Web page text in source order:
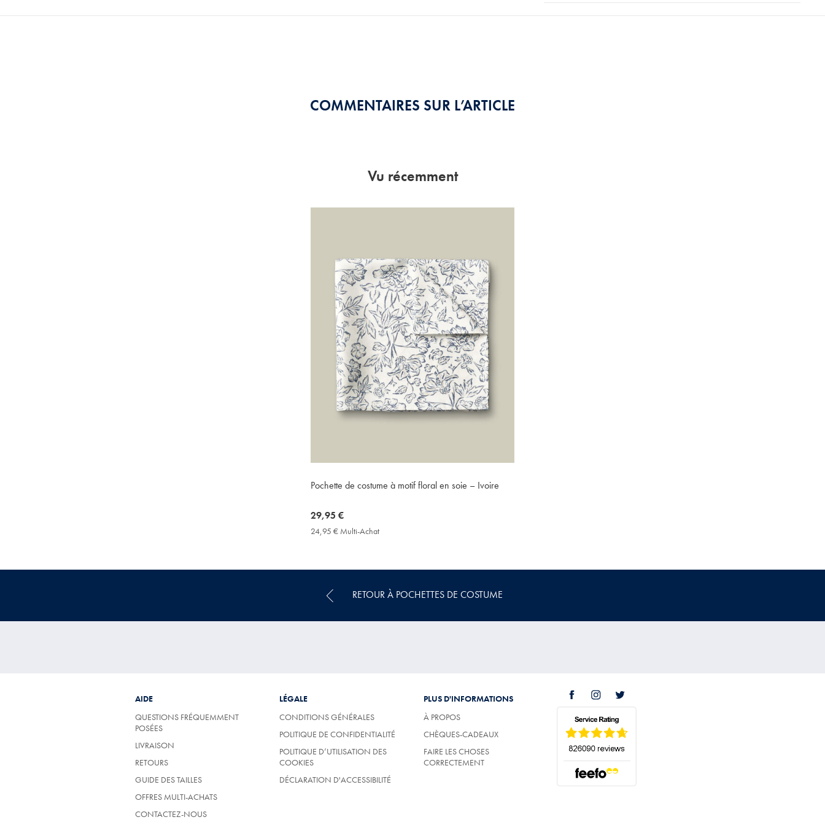
COMMENTAIRES SUR L’ARTICLE
Vu récemment
Pochette de costume à motif floral en soie – Ivoire
now
29,95
29,95 €
24,95 € Multi-Achat
RETOUR À POCHETTES DE COSTUME
AIDE
QUESTIONS FRÉQUEMMENT
POSÉES
LIVRAISON
RETOURS
GUIDE DES TAILLES
OFFRES MULTI-ACHATS
CONTACTEZ-NOUS
LÉGALE
CONDITIONS GÉNÉRALES
POLITIQUE DE CONFIDENTIALITÉ
POLITIQUE D’UTILISATION DES
COOKIES
DÉCLARATION D'ACCESSIBILITÉ
PLUS D'INFORMATIONS
À PROPOS
CHÈQUES-CADEAUX
FAIRE LES CHOSES
CORRECTEMENT